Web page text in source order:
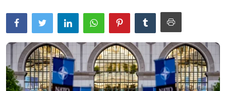
KOSOVA
LAJME NGA BOTA
SHOWBIZ
SPORT